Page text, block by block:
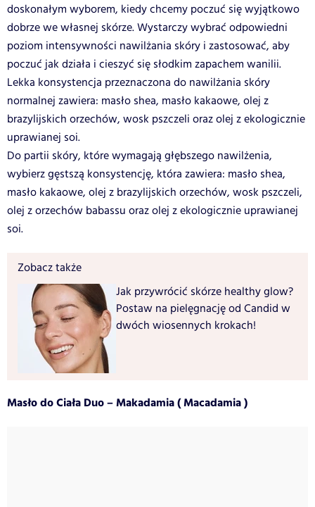
doskonałym wyborem, kiedy chcemy poczuć się wyjątkowo
dobrze we własnej skórze. Wystarczy wybrać odpowiedni
poziom intensywności nawilżania skóry i zastosować, aby
poczuć jak działa i cieszyć się słodkim zapachem wanilii.
Lekka konsystencja przeznaczona do nawilżania skóry
normalnej zawiera: masło shea, masło kakaowe, olej z
brazylijskich orzechów, wosk pszczeli oraz olej z ekologicznie
uprawianej soi.
Do partii skóry, które wymagają głębszego nawilżenia,
wybierz gęstszą konsystencję, która zawiera: masło shea,
masło kakaowe, olej z brazylijskich orzechów, wosk pszczeli,
olej z orzechów babassu oraz olej z ekologicznie uprawianej
soi.
Zobacz także
Jak przywrócić skórze healthy glow?
Postaw na pielęgnację od Candid w
dwóch wiosennych krokach!
Masło do Ciała Duo – Makadamia ( Macadamia )